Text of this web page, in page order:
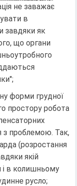
не заважає
в
завдяки як
що органи
форми грудної
простору робота
з проблемою. Так,
(розростання
якій
і в колишньому
русло;